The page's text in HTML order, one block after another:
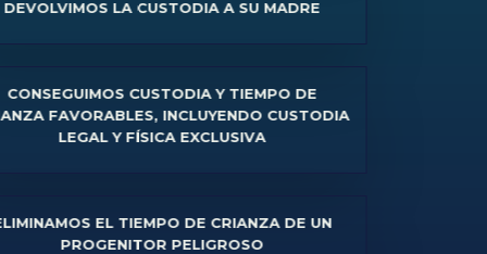
LA CUSTODIA A SU MADRE
CUSTODIA Y TIEMPO DE
INCLUYENDO CUSTODIA
Y FÍSICA EXCLUSIVA
EL TIEMPO DE CRIANZA DE UN
PELIGROSO